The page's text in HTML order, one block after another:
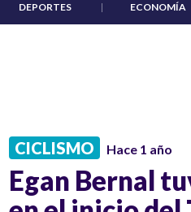
DEPORTES | ECONOMÍA
CICLISMO Hace 1 año
Egan Bernal